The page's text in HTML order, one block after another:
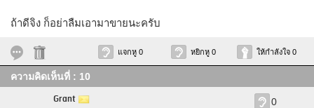
ถ้าดีจิง ก็อย่าลืมเอามาขายนะครับ
แจกหู 0 หยิกหู 0 ให้กำลังใจ 0
ความคิดเห็นที่ : 10
Grant 0